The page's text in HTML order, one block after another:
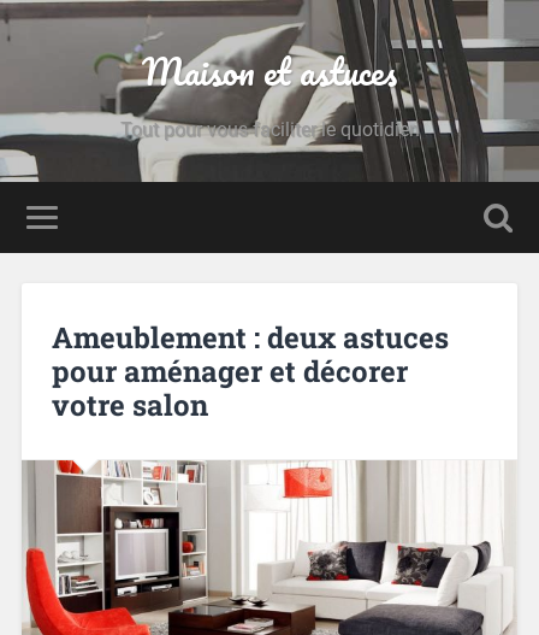
Maison et astuces
Tout pour vous faciliter le quotidien
Ameublement : deux astuces
pour aménager et décorer
votre salon